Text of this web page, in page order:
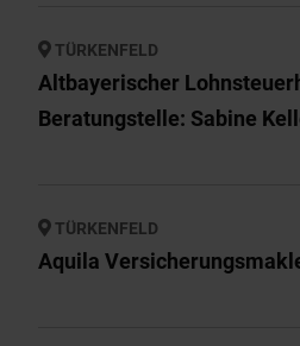
TÜRKENFELD
Altbayerischer
Beratungstelle: Sabine
TÜRKENFELD
Aquila